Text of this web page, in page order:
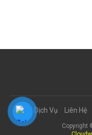
Dịch Vụ Liên Hệ
Copyright